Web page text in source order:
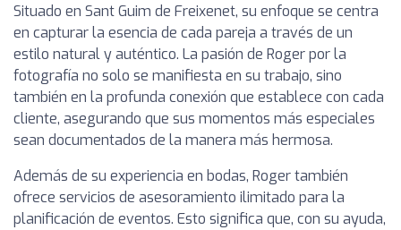
Situado en Sant Guim de Freixenet, su enfoque se centra
en capturar la esencia de cada pareja a través de un
estilo natural y auténtico. La pasión de Roger por la
fotografía no solo se manifiesta en su trabajo, sino
también en la profunda conexión que establece con cada
cliente, asegurando que sus momentos más especiales
sean documentados de la manera más hermosa.
Además de su experiencia en bodas, Roger también
ofrece servicios de asesoramiento ilimitado para la
planificación de eventos. Esto significa que, con su ayuda,